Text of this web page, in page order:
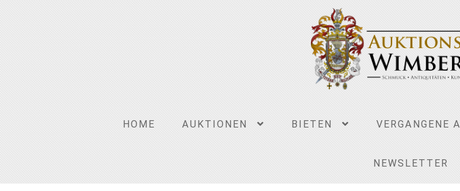
HOME AUKTIONEN BIETEN VERGANGENE
NEWSLETTER